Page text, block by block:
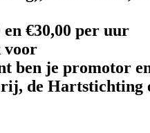
en €30,00 per uur
voor
ben je promotor
de Hartstichting